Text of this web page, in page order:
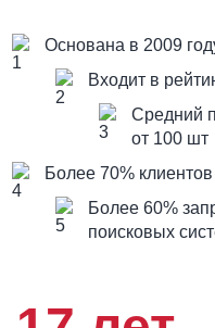
Основана в 2009
Входит в
Средний
от 100 шт
Более 70%
Более 60%
поисковых